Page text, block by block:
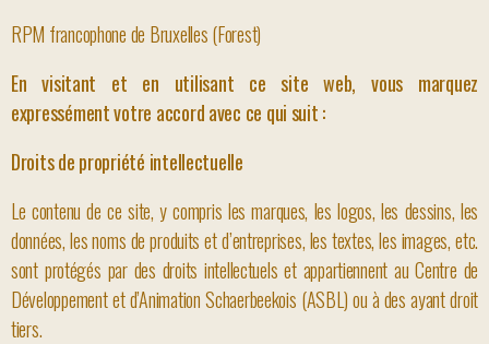
RPM francophone de Bruxelles (Forest)
En visitant et en utilisant ce site web, vous marquez
expressément votre accord avec ce qui suit :
Droits de propriété intellectuelle
Le contenu de ce site, y compris les marques, les logos, les dessins, les
données, les noms de produits et d’entreprises, les textes, les images, etc.
sont protégés par des droits intellectuels et appartiennent au Centre de
Développement et d’Animation Schaerbeekois (ASBL) ou à des ayant droit
tiers.